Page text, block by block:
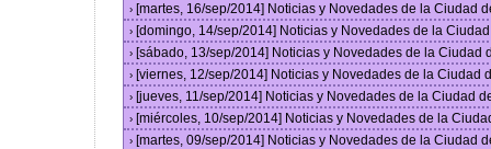
› [martes, 16/sep/2014] Noticias y Novedades de la Ciudad
› [domingo, 14/sep/2014] Noticias y Novedades de la
› [sábado, 13/sep/2014] Noticias y Novedades de la Ciudad
› [viernes, 12/sep/2014] Noticias y Novedades de la Ciudad
› [jueves, 11/sep/2014] Noticias y Novedades de la Ciudad
› [miércoles, 10/sep/2014] Noticias y Novedades de la
› [martes, 09/sep/2014] Noticias y Novedades de la Ciudad